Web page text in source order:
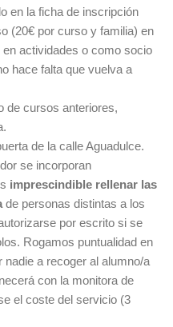
en la ficha de inscripción
(20€ por curso y familia) en
actividades o como socio
hace falta que vuelva a
de cursos anteriores,
de la calle Aguadulce.
se incorporan
imprescindible rellenar las
de personas distintas a los
por escrito si se
Rogamos puntualidad en
nadie a recoger al alumno/a
con la monitora de
el coste del servicio (3